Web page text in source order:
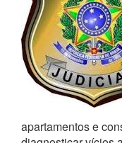
apartamentos e